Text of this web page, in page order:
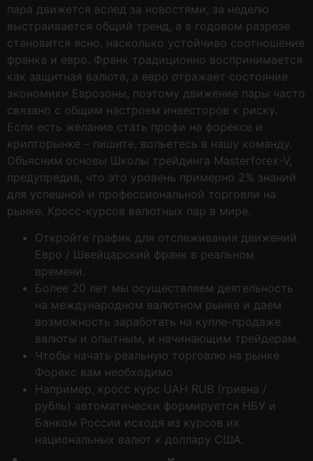
пара движется вслед за новостями, за неделю
выстраивается общий тренд, а в годовом разрезе
становится ясно, насколько устойчиво соотношение
франка и евро. Франк традиционно воспринимается
как защитная валюта, а евро отражает состояние
экономики Еврозоны, поэтому движение пары часто
связано с общим настроем инвесторов к риску.
Если есть желание стать профи на форексе и
крипторынке – пишите, вольетесь в нашу команду.
Объясним основы Школы трейдинга Masterforex-V,
предупредив, что это уровень примерно 2% знаний
для успешной и профессиональной торговли на
рынке. Кросс-курсов валютных пар в мире.
Откройте график для отслеживания движений
Евро / Швейцарский франк в реальном
времени.
Более 20 лет мы осуществляем деятельность
на международном валютном рынке и даем
возможность заработать на купле-продаже
валюты и опытным, и начинающим трейдерам.
Чтобы начать реальную торговлю на рынке
Форекс вам необходимо
Например, кросс курс UAH RUB (гривна /
рубль) автоматически формируется НБУ и
Банком России исходя из курсов их
национальных валют к доллару США.